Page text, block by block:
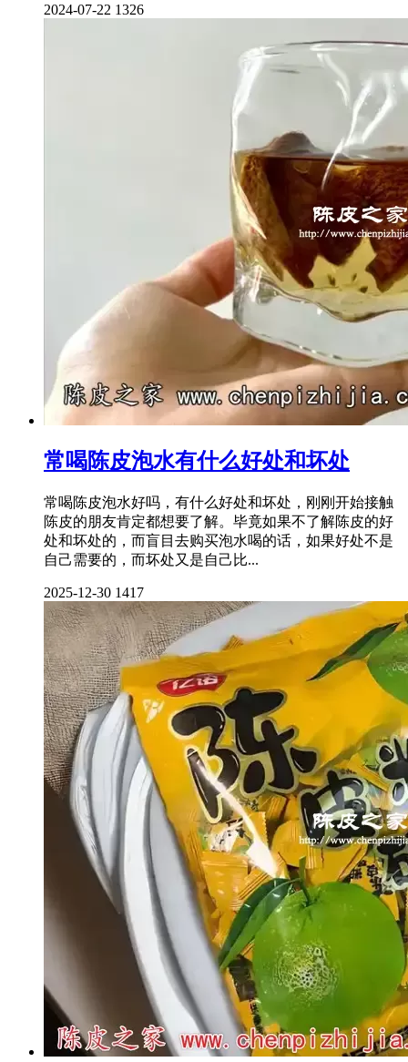
2024-07-22 1326
常喝陈皮泡水有什么好处和坏处
常喝陈皮泡水好吗，有什么好处和坏处，刚刚开始接触
陈皮的朋友肯定都想要了解。毕竟如果不了解陈皮的好
处和坏处的，而盲目去购买泡水喝的话，如果好处不是
自己需要的，而坏处又是自己比...
2025-12-30 1417